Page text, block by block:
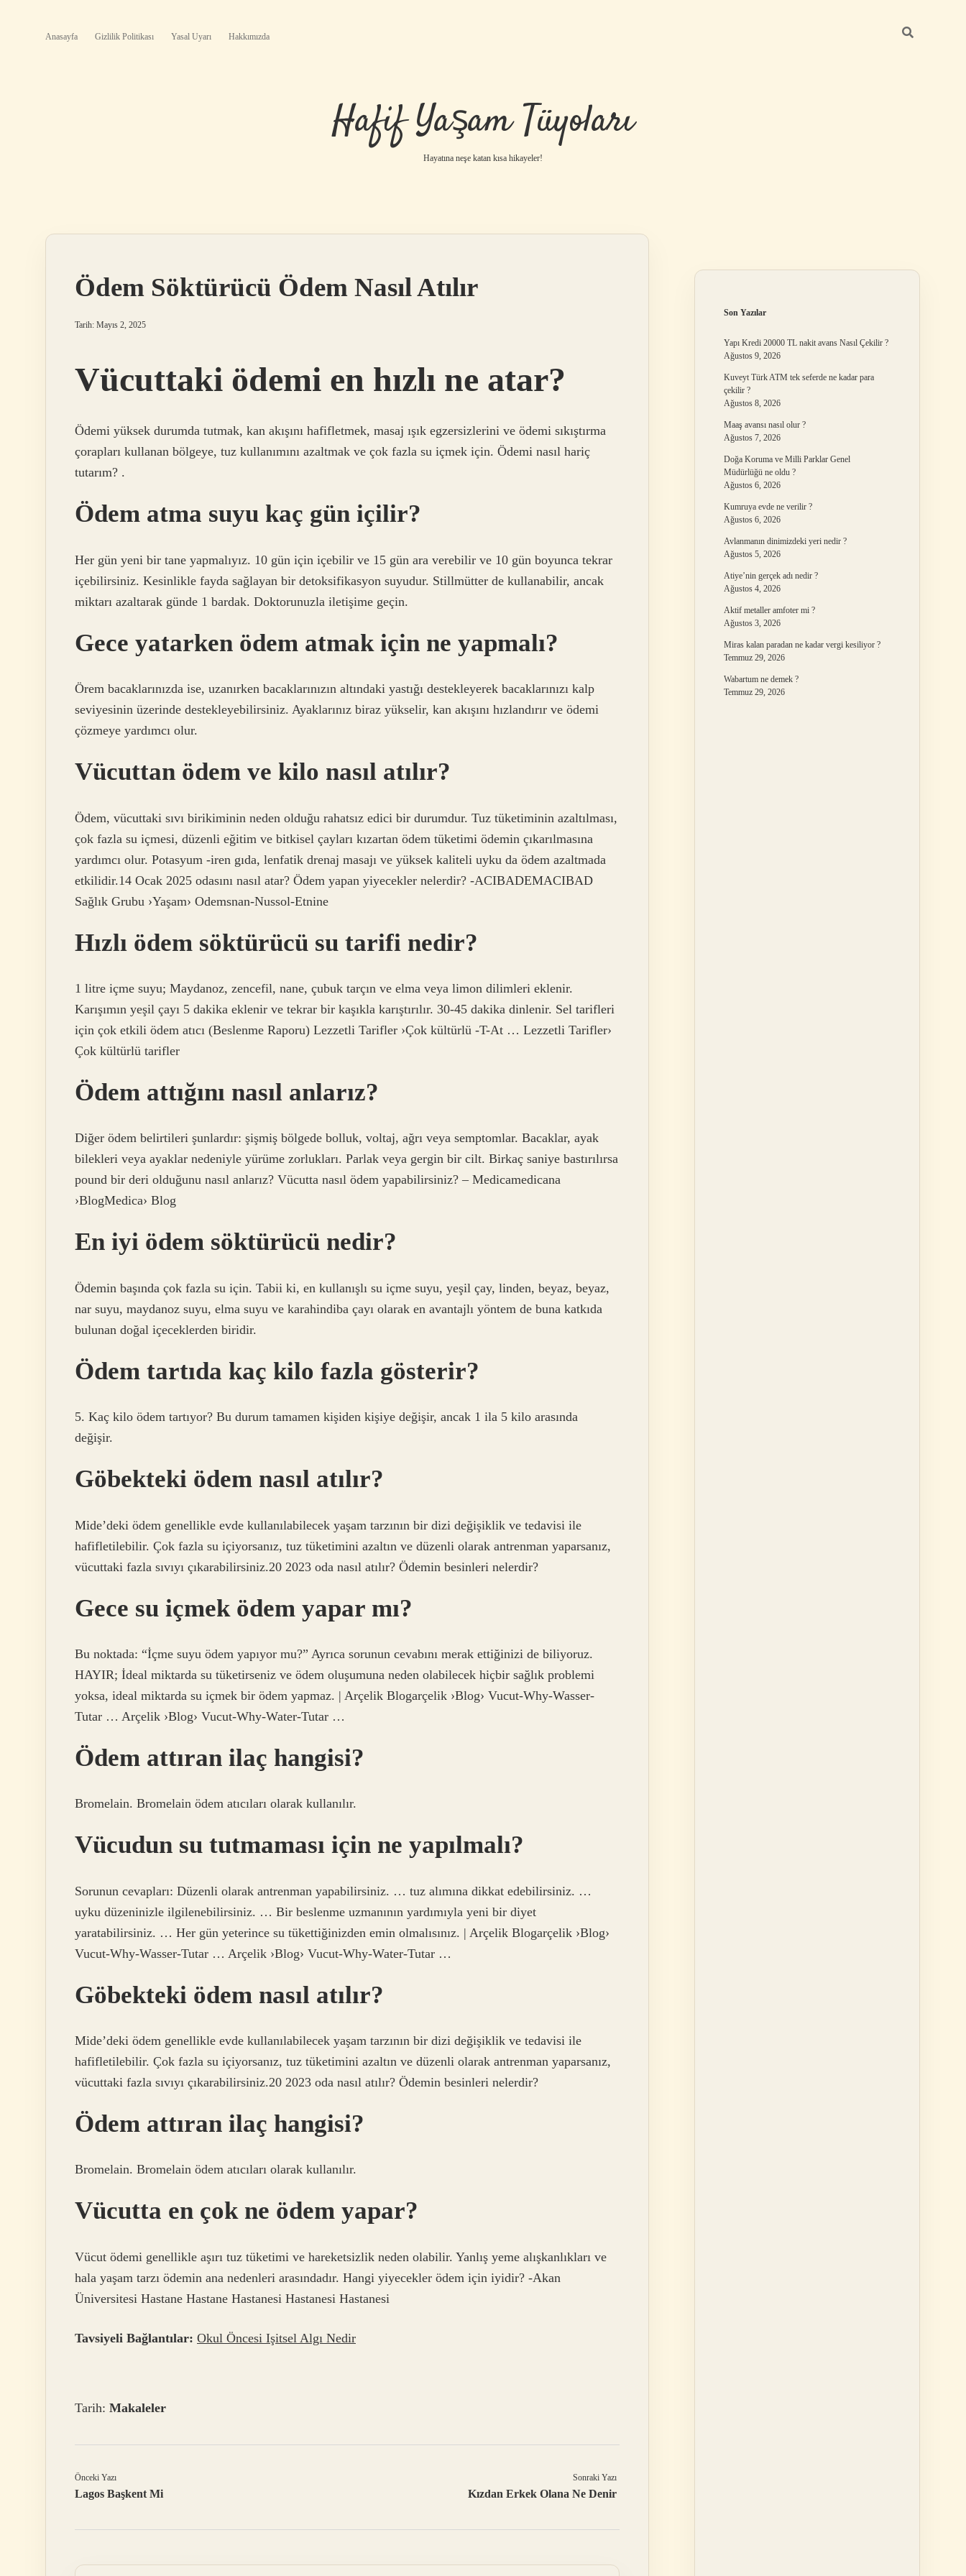
Anasayfa Gizlilik Politikası Yasal Uyarı Hakkımızda
Hafif Yaşam Tüyoları
Hayatına neşe katan kısa hikayeler!
Ödem Söktürücü Ödem Nasıl Atılır
Tarih: Mayıs 2, 2025
Vücuttaki ödemi en hızlı ne atar?
Ödemi yüksek durumda tutmak, kan akışını hafifletmek, masaj ışık egzersizlerini ve ödemi sıkıştırma
çorapları kullanan bölgeye, tuz kullanımını azaltmak ve çok fazla su içmek için. Ödemi nasıl hariç
tutarım? .
Ödem atma suyu kaç gün içilir?
Her gün yeni bir tane yapmalıyız. 10 gün için içebilir ve 15 gün ara verebilir ve 10 gün boyunca tekrar
içebilirsiniz. Kesinlikle fayda sağlayan bir detoksifikasyon suyudur. Stillmütter de kullanabilir, ancak
miktarı azaltarak günde 1 bardak. Doktorunuzla iletişime geçin.
Gece yatarken ödem atmak için ne yapmalı?
Örem bacaklarınızda ise, uzanırken bacaklarınızın altındaki yastığı destekleyerek bacaklarınızı kalp
seviyesinin üzerinde destekleyebilirsiniz. Ayaklarınız biraz yükselir, kan akışını hızlandırır ve ödemi
çözmeye yardımcı olur.
Vücuttan ödem ve kilo nasıl atılır?
Ödem, vücuttaki sıvı birikiminin neden olduğu rahatsız edici bir durumdur. Tuz tüketiminin azaltılması,
çok fazla su içmesi, düzenli eğitim ve bitkisel çayları kızartan ödem tüketimi ödemin çıkarılmasına
yardımcı olur. Potasyum -iren gıda, lenfatik drenaj masajı ve yüksek kaliteli uyku da ödem azaltmada
etkilidir.14 Ocak 2025 odasını nasıl atar? Ödem yapan yiyecekler nelerdir? -ACIBADEMACIBAD
Sağlık Grubu ›Yaşam› Odemsnan-Nussol-Etnine
Hızlı ödem söktürücü su tarifi nedir?
1 litre içme suyu; Maydanoz, zencefil, nane, çubuk tarçın ve elma veya limon dilimleri eklenir.
Karışımın yeşil çayı 5 dakika eklenir ve tekrar bir kaşıkla karıştırılır. 30-45 dakika dinlenir. Sel tarifleri
için çok etkili ödem atıcı (Beslenme Raporu) Lezzetli Tarifler ›Çok kültürlü -T-At … Lezzetli Tarifler›
Çok kültürlü tarifler
Ödem attığını nasıl anlarız?
Diğer ödem belirtileri şunlardır: şişmiş bölgede bolluk, voltaj, ağrı veya semptomlar. Bacaklar, ayak
bilekleri veya ayaklar nedeniyle yürüme zorlukları. Parlak veya gergin bir cilt. Birkaç saniye bastırılırsa
pound bir deri olduğunu nasıl anlarız? Vücutta nasıl ödem yapabilirsiniz? – Medicamedicana
›BlogMedica› Blog
En iyi ödem söktürücü nedir?
Ödemin başında çok fazla su için. Tabii ki, en kullanışlı su içme suyu, yeşil çay, linden, beyaz, beyaz,
nar suyu, maydanoz suyu, elma suyu ve karahindiba çayı olarak en avantajlı yöntem de buna katkıda
bulunan doğal içeceklerden biridir.
Ödem tartıda kaç kilo fazla gösterir?
5. Kaç kilo ödem tartıyor? Bu durum tamamen kişiden kişiye değişir, ancak 1 ila 5 kilo arasında
değişir.
Göbekteki ödem nasıl atılır?
Mide’deki ödem genellikle evde kullanılabilecek yaşam tarzının bir dizi değişiklik ve tedavisi ile
hafifletilebilir. Çok fazla su içiyorsanız, tuz tüketimini azaltın ve düzenli olarak antrenman yaparsanız,
vücuttaki fazla sıvıyı çıkarabilirsiniz.20 2023 oda nasıl atılır? Ödemin besinleri nelerdir?
Gece su içmek ödem yapar mı?
Bu noktada: “İçme suyu ödem yapıyor mu?” Ayrıca sorunun cevabını merak ettiğinizi de biliyoruz.
HAYIR; İdeal miktarda su tüketirseniz ve ödem oluşumuna neden olabilecek hiçbir sağlık problemi
yoksa, ideal miktarda su içmek bir ödem yapmaz. | Arçelik Blogarçelik ›Blog› Vucut-Why-Wasser-
Tutar … Arçelik ›Blog› Vucut-Why-Water-Tutar …
Ödem attıran ilaç hangisi?
Bromelain. Bromelain ödem atıcıları olarak kullanılır.
Vücudun su tutmaması için ne yapılmalı?
Sorunun cevapları: Düzenli olarak antrenman yapabilirsiniz. … tuz alımına dikkat edebilirsiniz. …
uyku düzeninizle ilgilenebilirsiniz. … Bir beslenme uzmanının yardımıyla yeni bir diyet
yaratabilirsiniz. … Her gün yeterince su tükettiğinizden emin olmalısınız. | Arçelik Blogarçelik ›Blog›
Vucut-Why-Wasser-Tutar … Arçelik ›Blog› Vucut-Why-Water-Tutar …
Göbekteki ödem nasıl atılır?
Mide’deki ödem genellikle evde kullanılabilecek yaşam tarzının bir dizi değişiklik ve tedavisi ile
hafifletilebilir. Çok fazla su içiyorsanız, tuz tüketimini azaltın ve düzenli olarak antrenman yaparsanız,
vücuttaki fazla sıvıyı çıkarabilirsiniz.20 2023 oda nasıl atılır? Ödemin besinleri nelerdir?
Ödem attıran ilaç hangisi?
Bromelain. Bromelain ödem atıcıları olarak kullanılır.
Vücutta en çok ne ödem yapar?
Vücut ödemi genellikle aşırı tuz tüketimi ve hareketsizlik neden olabilir. Yanlış yeme alışkanlıkları ve
hala yaşam tarzı ödemin ana nedenleri arasındadır. Hangi yiyecekler ödem için iyidir? -Akan
Üniversitesi Hastane Hastane Hastanesi Hastanesi Hastanesi
Tavsiyeli Bağlantılar: Okul Öncesi Işitsel Algı Nedir
Tarih: Makaleler
Önceki Yazı
Lagos Başkent Mi
Sonraki Yazı
Kızdan Erkek Olana Ne Denir
Son Yazılar
Yapı Kredi 20000 TL nakit avans Nasıl Çekilir ?
Ağustos 9, 2026
Kuveyt Türk ATM tek seferde ne kadar para
çekilir ?
Ağustos 8, 2026
Maaş avansı nasıl olur ?
Ağustos 7, 2026
Doğa Koruma ve Milli Parklar Genel
Müdürlüğü ne oldu ?
Ağustos 6, 2026
Kumruya evde ne verilir ?
Ağustos 6, 2026
Avlanmanın dinimizdeki yeri nedir ?
Ağustos 5, 2026
Atiye’nin gerçek adı nedir ?
Ağustos 4, 2026
Aktif metaller amfoter mi ?
Ağustos 3, 2026
Miras kalan paradan ne kadar vergi kesiliyor ?
Temmuz 29, 2026
Wabartum ne demek ?
Temmuz 29, 2026